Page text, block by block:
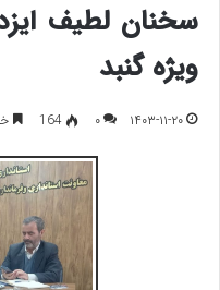
سخنان لطیف
ویژه گنبد
۱۴۰۳-۱۱-۲۰ ۰ 164